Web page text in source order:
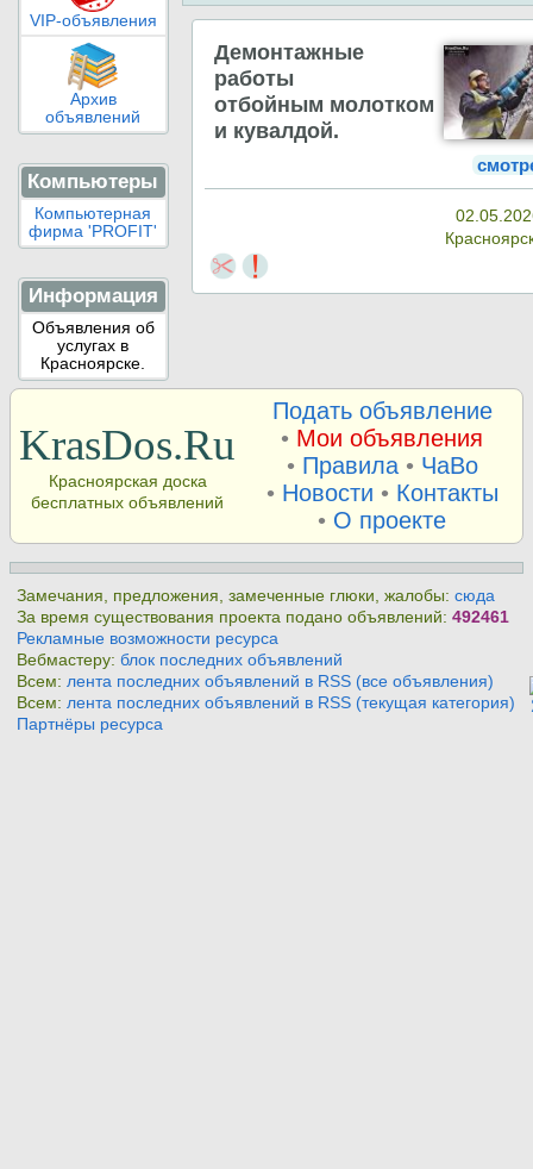
VIP-объявления
Архив
объявлений
Компьютеры
Компьютерная
фирма 'PROFIT'
Информация
Объявления об
услугах в
Красноярске.
Демонтажные
работы
отбойным молотком
и кувалдой.
KrasDos.Ru
Красноярская доска
бесплатных объявлений
Подать объявление
• Мои объявления
• Правила• ЧаВо
• Новости • Контакты
• О проекте
Замечания, предложения, замеченные глюки, жалобы:сюда
За время существования проекта подано объявлений:492461
Рекламные возможности ресурса
Вебмастеру:блок последних объявлений
Всем: лента последних объявлений в RSS (все объявления)
Всем: лента последних объявлений в RSS (текущая категория)
Партнёры ресурса